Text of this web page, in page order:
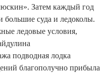
Затем каждый год
большие суда и ледоколы.
ледовые условия,
подводная лодка
благополучно прибыла